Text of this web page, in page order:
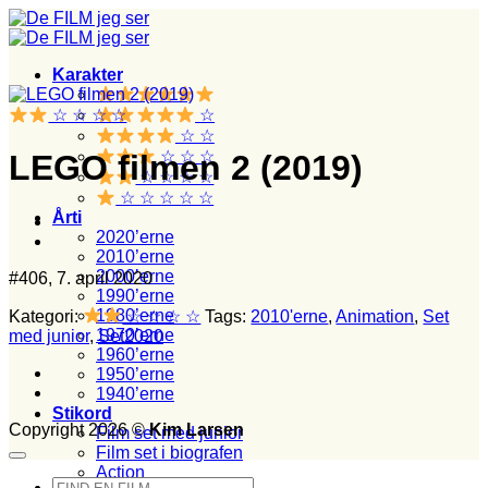
Fortsæt
til
Karakter
☆
☆ ☆
☆ ☆ ☆
☆ ☆ ☆ ☆
☆ ☆ ☆ ☆ ☆
Årti
2020’erne
2010’erne
2000’erne
1990’erne
1980’erne
1970’erne
1960’erne
1950’erne
1940’erne
Stikord
Film set med junior
Film set i biografen
Action
☆ ☆ ☆ ☆
LEGO filmen 2 (2019)
#406, 7. april 2020
Kategori: ☆ ☆ ☆ ☆ Tags: 2010'erne,Animation, Set
med junior,Set2020
Copyright 2026 ©Kim Larsen